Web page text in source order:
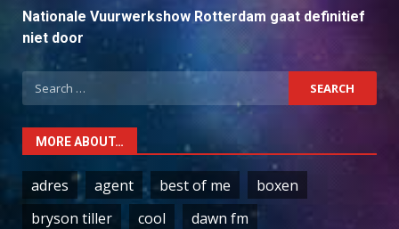
Nationale Vuurwerkshow Rotterdam gaat definitief
niet door
Search
for:
MORE ABOUT…
adres agent best of me
boxen
bryson tiller
cool
dawn fm